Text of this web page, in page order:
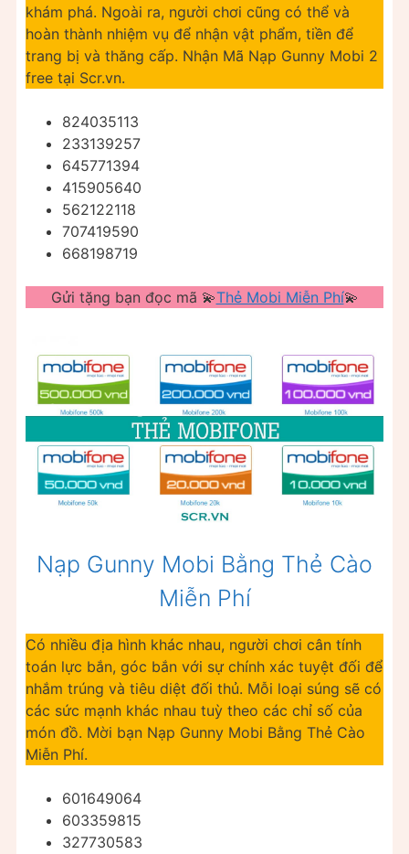
khám phá. Ngoài ra, người chơi cũng có thể và
hoàn thành nhiệm vụ để nhận vật phẩm, tiền để
trang bị và thăng cấp. Nhận Mã Nạp Gunny Mobi 2
free tại Scr.vn.
824035113
233139257
645771394
415905640
562122118
707419590
668198719
Gửi tặng bạn đọc mã 💫Thẻ Mobi Miễn Phí💫
Nạp Gunny Mobi Bằng Thẻ Cào
Miễn Phí
Có nhiều địa hình khác nhau, người chơi cân tính
toán lực bắn, góc bắn với sự chính xác tuyệt đối để
nhắm trúng và tiêu diệt đối thủ. Mỗi loại súng sẽ có
các sức mạnh khác nhau tuỳ theo các chỉ số của
món đồ. Mời bạn Nạp Gunny Mobi Bằng Thẻ Cào
Miễn Phí.
601649064
603359815
327730583